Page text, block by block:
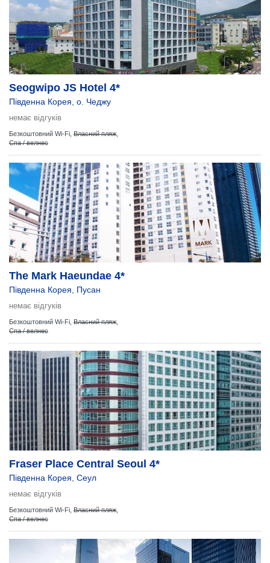
Seogwipo JS Hotel 4*
Південна Корея о. Чеджу
немає відгуків
Безкоштовний Wi-Fi, Власний пляж
Спа / велнес
The Mark Haeundae 4*
Південна Корея Пусан
немає відгуків
Безкоштовний Wi-Fi, Власний пляж
Спа / велнес
Fraser Place Central Seoul 4*
Південна Корея Сеул
немає відгуків
Безкоштовний Wi-Fi, Власний пляж
Спа / велнес